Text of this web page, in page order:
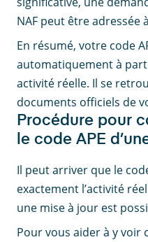
NAF peut être adressée à
En résumé, votre code
automatiquement à
activité réelle. Il se
documents officiels de
Procédure pour
le code APE
Il peut arriver que le
exactement l’activité
une mise à jour est
Pour vous aider à y voir